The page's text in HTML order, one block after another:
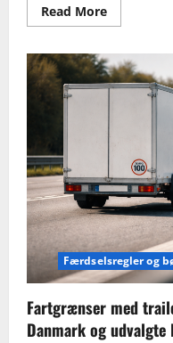
Read MoreRead
more
af
bil
fra
udlandet:
faldgruber
Færdselsregler og
Fartgrænser med
Danmark og udvalgte